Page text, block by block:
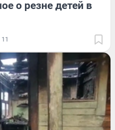
о резне детей в
11